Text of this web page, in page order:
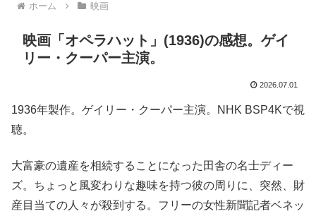
ホーム 映画
映画「オペラハット」(1936)の感想。ゲイ
リー・クーパー主演。
2026.07.01
1936年製作。ゲイリー・クーパー主演。NHK BSP4Kで視
聴。
大富豪の遺産を相続することになった田舎の名士ディー
ズ。ちょっと風変わりな趣味を持つ彼の周りに、突然、財
産目当ての人々が殺到する。フリーの女性新聞記者ベネッ